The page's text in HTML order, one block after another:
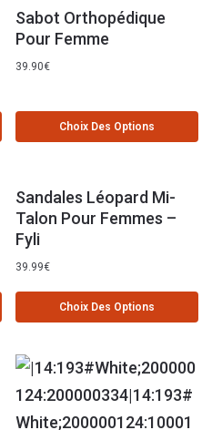
Sabot Orthopédique
Pour Femme
39.90€
Choix Des Options
Sandales Léopard Mi-
Talon Pour Femmes –
Fyli
39.99€
Choix Des Options